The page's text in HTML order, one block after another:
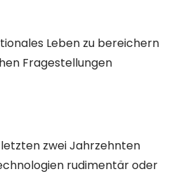
Leben zu bereichern
Fragestellungen
zwei Jahrzehnten
rudimentär oder